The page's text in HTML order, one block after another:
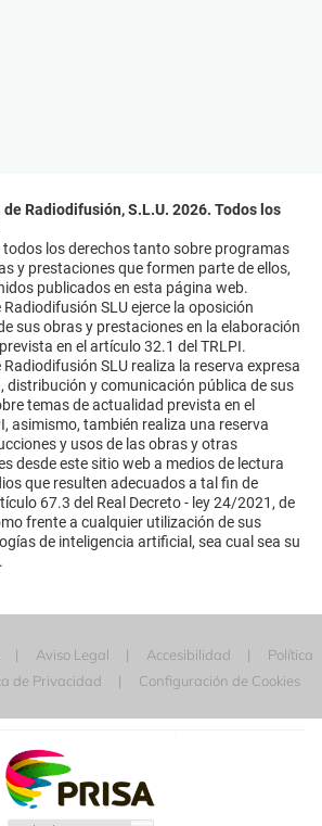
Radiodifusión, S.L.U. 2026. Todos los
los derechos tanto sobre programas
y prestaciones que formen parte de ellos,
publicados en esta página web.
SLU ejerce la oposición
sus obras y prestaciones en la elaboración
en el artículo 32.1 del TRLPI.
SLU realiza la reserva expresa
distribución y comunicación pública de sus
temas de actualidad prevista en el
asimismo, también realiza una reserva
y usos de las obras y otras
desde este sitio web a medios de lectura
que resulten adecuados a tal fin de
67.3 del Real Decreto - ley 24/2021, de
frente a cualquier utilización de sus
de inteligencia artificial, sea cual sea su
Aviso Legal Accesibilidad
Política
de Privacidad Configuración de Cookies